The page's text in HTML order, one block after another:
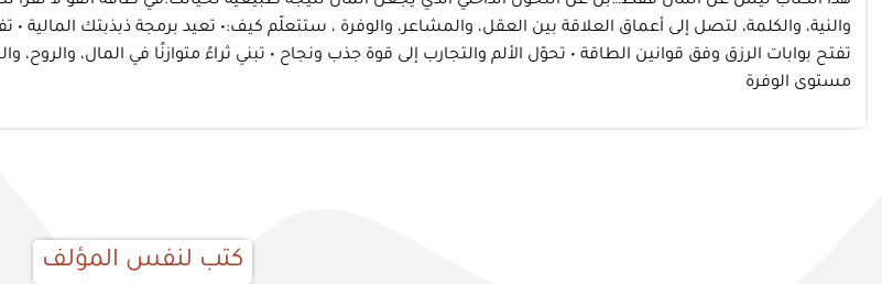
والنية، والكلمة، لتصل إلى أعماق العلاقة بين العقل، والمشاعر، والوفرة ، ستتعلّم كيف:• تعيد برمجة ذبذبتك المالية •
تفتح بوابات الرزق وفق قوانين الطاقة • تحوّل الألم والتجارب إلى قوة جذب ونجاح • تبني ثراءً متوازنًا في المال،
مستوى الوفرة
كتب لنفس المؤلف